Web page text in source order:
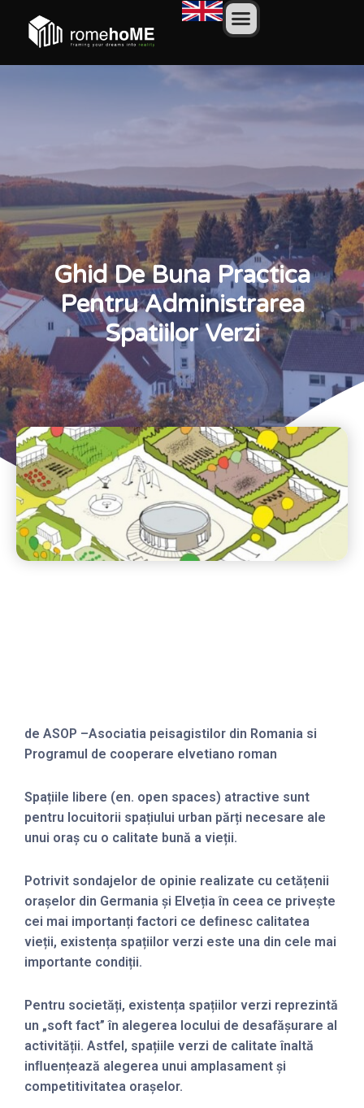
Ghid De Buna Practica
Pentru Administrarea
Spatiilor Verzi
de ASOP –Asociatia peisagistilor din Romania si
Programul de cooperare elvetiano roman
Spațiile libere (en. open spaces) atractive sunt
pentru locuitorii spațiului urban părți necesare ale
unui oraș cu o calitate bună a vieții.
Potrivit sondajelor de opinie realizate cu cetățenii
orașelor din Germania și Elveția în ceea ce privește
cei mai importanți factori ce deﬁnesc calitatea
vieții, existența spațiilor verzi este una din cele mai
importante condiții.
Pentru societăți, existența spațiilor verzi reprezintă
un „soft fact” în alegerea locului de desafășurare al
activității. Astfel, spațiile verzi de calitate înaltă
inﬂuențează alegerea unui amplasament și
competitivitatea orașelor.